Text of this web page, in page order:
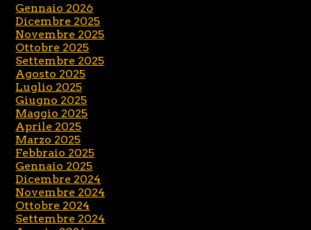
Gennaio 2026
Dicembre 2025
Novembre 2025
Ottobre 2025
Settembre 2025
Agosto 2025
Luglio 2025
Giugno 2025
Maggio 2025
Aprile 2025
Marzo 2025
Febbraio 2025
Gennaio 2025
Dicembre 2024
Novembre 2024
Ottobre 2024
Settembre 2024